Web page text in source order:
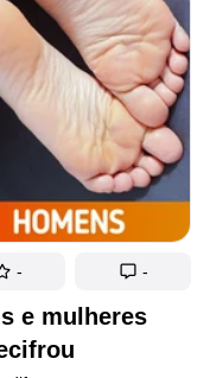
e mulheres
- -